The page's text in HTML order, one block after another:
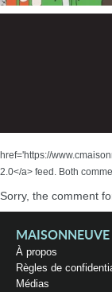
href='https://
2.0</a> feed. Both
Sorry, the comment
MAISONNEUVE
À propos
Règles de
Médias